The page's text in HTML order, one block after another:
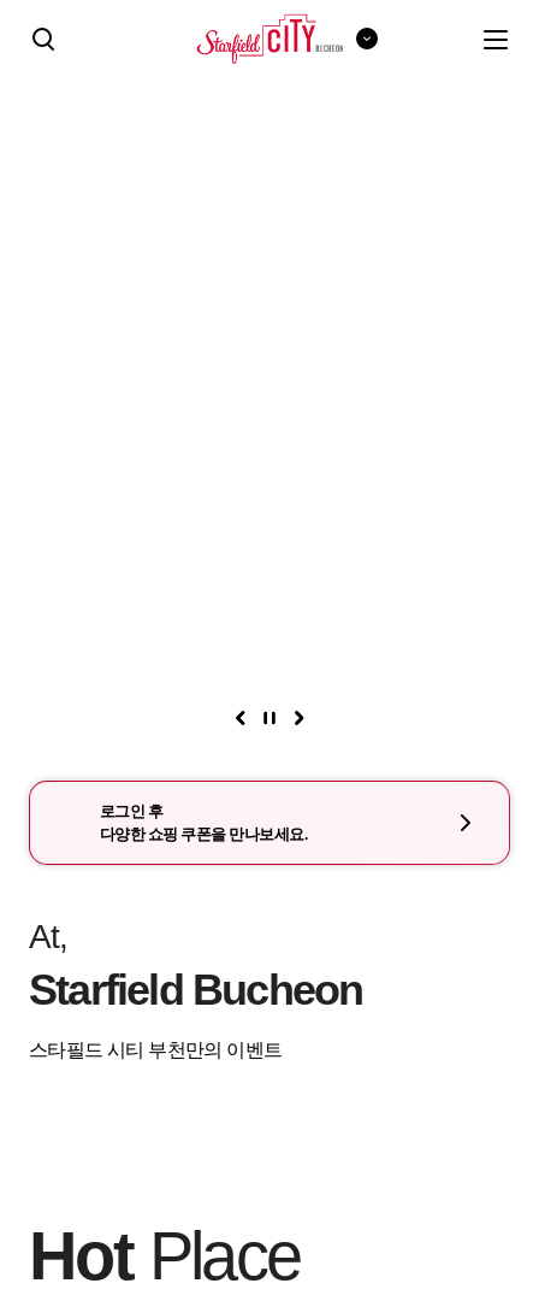
로그인 후
다양한 쇼핑 쿠폰을 만나보세요.
At,
Starfield Bucheon
스타필드 시티 부천만의 이벤트
HotPlace